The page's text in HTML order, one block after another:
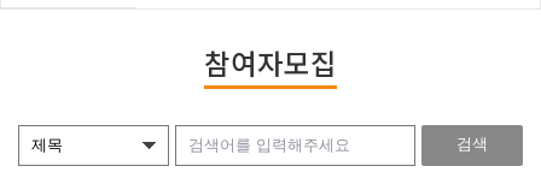
참여자모집